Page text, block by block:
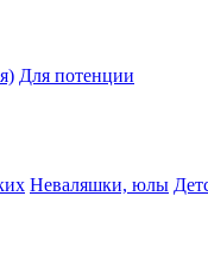
Для потенции
Неваляшки, юлы